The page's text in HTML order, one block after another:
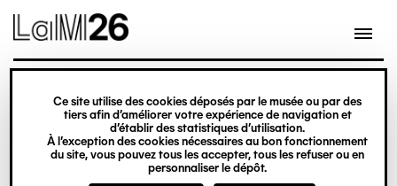
Gestion des cookies
Ce site utilise des cookies déposés par le musée ou par des
tiers afin d’améliorer votre expérience de navigation et
d’établir des statistiques d’utilisation.
À l’exception des cookies nécessaires au bon fonctionnement
du site, vous pouvez tous les accepter, tous les refuser ou en
personnaliser le dépôt.
contenu